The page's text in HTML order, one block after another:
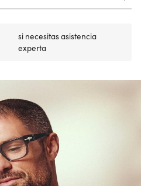
si necesitas asistencia
experta